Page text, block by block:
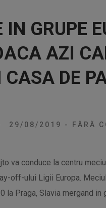
IN GRUPE
AZI
DE
29/08/2019 - FĂRĂ
va conduce la centru
off-ului Ligii Europa.
la Praga, Slavia mergand